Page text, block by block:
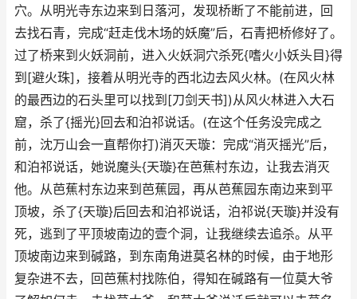
穴。从明光寺东边来到日落河，发现桥断了不能前进，回
去找石青，完成“赶走伐木场的妖魔”后，石青把桥修好了。
过了桥来到火妖洞前，进入火妖洞穴杀死{嗜火小妖头目}得
到[避火珠]，接着从明光寺的西北边去风火林。(在风火林
的最西边的石头里可以找到[刀剑天书])从风火林进入大石
窟，杀了{摇光}回去和泊祁说话。(在这个任务没完成之
前，沈万山会一直帮你打)消灭天璇：完成“消灭摇光”后，
和泊祁说话，她说魔头{天璇}在芭蕉村东边，让我去消灭
他。从芭蕉村东边来到芭蕉园，再从芭蕉园东南边来到平
顶坡，杀了{天璇}后回去和泊祁说话，泊祁说{天璇}并没有
死，逃到了平顶坡南边的壹个洞，让我继续去追杀。从平
顶坡南边来到碱路，到东南角进莫名林的时候，由于地形
复杂进不去，回芭蕉村找陈伯，得知在碱路有一位莫大爷